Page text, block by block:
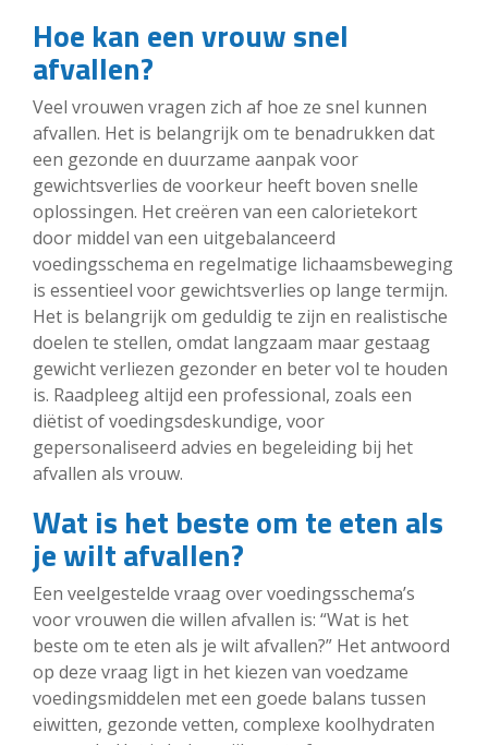
Hoe kan een vrouw snel
afvallen?
Veel vrouwen vragen zich af hoe ze snel kunnen
afvallen. Het is belangrijk om te benadrukken dat
een gezonde en duurzame aanpak voor
gewichtsverlies de voorkeur heeft boven snelle
oplossingen. Het creëren van een calorietekort
door middel van een uitgebalanceerd
voedingsschema en regelmatige lichaamsbeweging
is essentieel voor gewichtsverlies op lange termijn.
Het is belangrijk om geduldig te zijn en realistische
doelen te stellen, omdat langzaam maar gestaag
gewicht verliezen gezonder en beter vol te houden
is. Raadpleeg altijd een professional, zoals een
diëtist of voedingsdeskundige, voor
gepersonaliseerd advies en begeleiding bij het
afvallen als vrouw.
Wat is het beste om te eten als
je wilt afvallen?
Een veelgestelde vraag over voedingsschema’s
voor vrouwen die willen afvallen is: “Wat is het
beste om te eten als je wilt afvallen?” Het antwoord
op deze vraag ligt in het kiezen van voedzame
voedingsmiddelen met een goede balans tussen
eiwitten, gezonde vetten, complexe koolhydraten